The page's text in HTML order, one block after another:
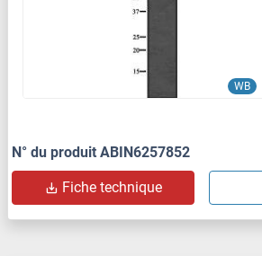
WB
N° du produit ABIN6257852
Fiche technique